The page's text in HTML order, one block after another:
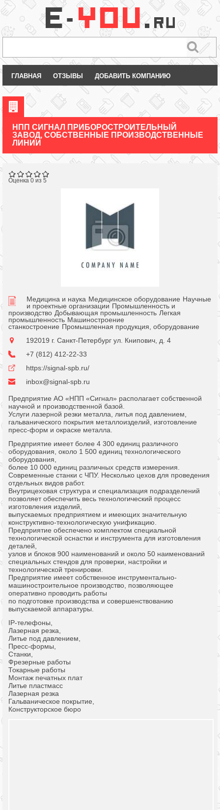
ГЛАВНАЯ ОТЗЫВЫ ДОБАВИТЬ КОМПАНИЮ
НПП СИГНАЛ ПРИБОРОСТРОИТЕЛЬНЫЙ
ЗАВОД, СОБСТВЕННЫЕ ПРОИЗВОДСТВЕННЫЕ
ЛИНИИ
Оценка 0 из 5
Медицина и наука Медицинское оборудование Научные
и проектные организации Промышленность и
производство Добывающая промышленность Легкая
промышленность Машиностроение
станкостроение Промышленная продукция, оборудование
192019 г. Санкт-Петербург ул. Книпович, д. 4
+7 (812) 412-22-33
https://signal-spb.ru/
inbox@signal-spb.ru
Предприятие АО «НПП «Сигнал» располагает собственной
научной и производственной базой.
Услуги лазерной резки металла, литья под давлением,
гальванического покрытия металлоизделий, изготовление
пресс-форм и окраске металла.
Предприятие имеет более 4 300 единиц различного
оборудования, около 1 500 единиц технологического
оборудования,
более 10 000 единиц различных средств измерения.
Современные станки с ЧПУ. Несколько цехов для проведения
отдельных видов работ.
Внутрицеховая структура и специализация подразделений
позволяет обеспечить весь технологический процесс
изготовления изделий,
выпускаемых предприятием и имеющих значительную
конструктивно-технологическую унификацию.
Предприятие обеспечено комплектом специальной
технологической оснастки и инструмента для изготовления
деталей,
узлов и блоков 900 наименований и около 50 наименований
специальных стендов для проверки, настройки и
технологической тренировки.
Предприятие имеет собственное инструментально-
машиностроительное производство, позволяющее
оперативно проводить работы
по подготовке производства и совершенствованию
выпускаемой аппаратуры.
IP-телефоны,
Лазерная резка,
Литье под давлением,
Пресс-формы,
Станки,
Фрезерные работы
Токарные работы
Монтаж печатных плат
Литье пластмасс
Лазерная резка
Гальваническое покрытие,
Конструкторское бюро